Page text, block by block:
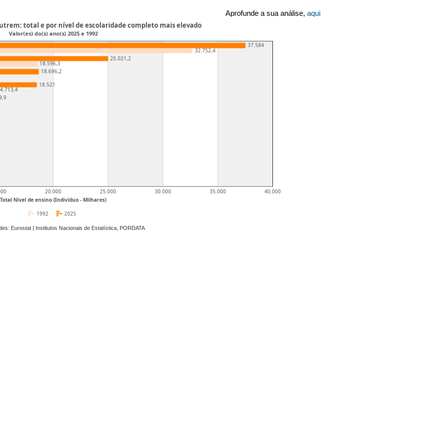
Aprofunde a sua análise, aqui
Total Nível de ensino (Indivíduo - Milhares)
20.000 25.000 30.000 35.000 40.000
37.584
25.021,2
18.696,2
18.521
32.752,4
18.596,3
total e por nível de escolaridade completo mais elevado
Valor(es) do(s) ano(s) 2025 e 1992
2025
1992
Eurostat | Institutos Nacionais de Estatística, PORDATA